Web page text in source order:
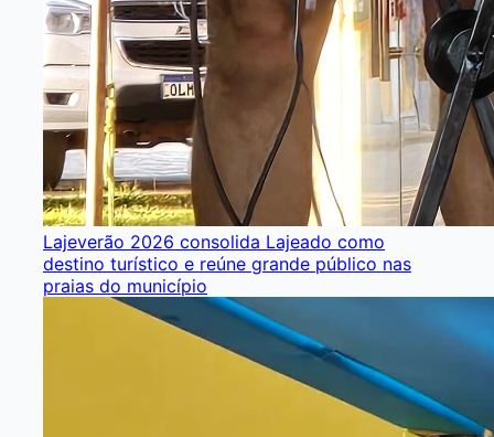
Lajeverão 2026 consolida Lajeado como
destino turístico e reúne grande público nas
praias do município